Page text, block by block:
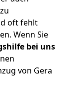
oft fehlt
Wenn Sie
bei uns
von Gera